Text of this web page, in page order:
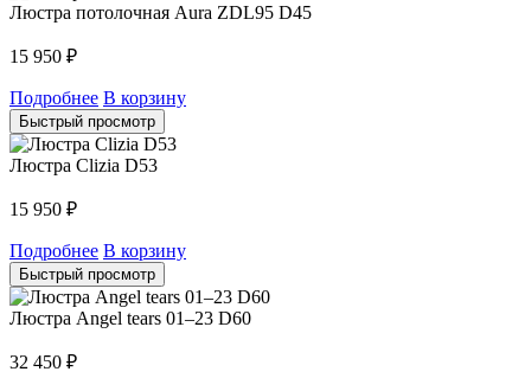
Люстра потолочная Aura ZDL95 D45
15 950 ₽
Подробнее В корзину
Быстрый просмотр
Люстра Clizia D53
15 950 ₽
Подробнее В корзину
Быстрый просмотр
Люстра Angel tears 01–23 D60
32 450 ₽